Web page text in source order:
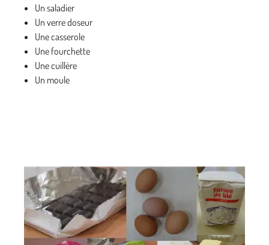
Un saladier
Un verre doseur
Une casserole
Une fourchette
Une cuillère
Un moule